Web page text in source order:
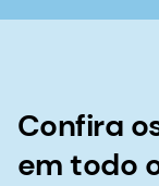
Confira
em todo